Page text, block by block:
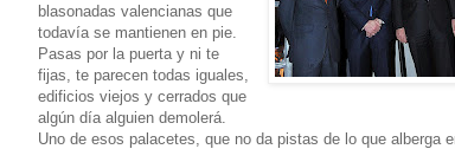
blasonadas valencianas que
todavía se mantienen en pie.
Pasas por la puerta y ni te
fijas, te parecen todas iguales,
edificios viejos y cerrados que
algún día alguien demolerá.
Uno de esos palacetes, que no da pistas de lo que alberga